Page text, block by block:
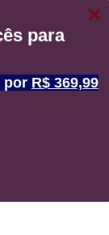
para
por R$ 369,99